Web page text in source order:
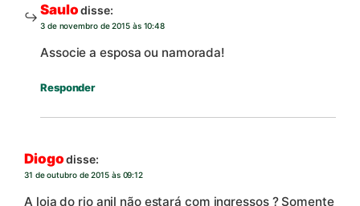
Saulo disse:
3 de novembro de 2015 às 10:48
Associe a esposa ou namorada!
Responder
Diogo disse:
31 de outubro de 2015 às 09:12
A loja do rio anil não estará com ingressos ? Somente